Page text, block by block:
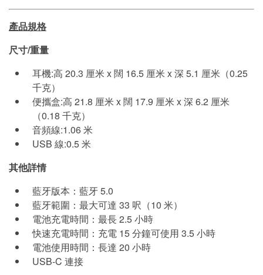
產品規格
尺寸/重量
耳機:高 20.3 厘米 x 闊 16.5 厘米 x 深 5.1 厘米（0.25
千克）
便攜盒:高 21.8 厘米 x 闊 17.9 厘米 x 深 6.2 厘米
（0.18 千克）
音頻線:1.06 米
USB 線:0.5 米
其他詳情
藍牙版本：藍牙 5.0
藍牙範圍：最大可達 33 呎（10 米）
電池充電時間：最長 2.5 小時
快速充電時間：充電 15 分鐘可使用 3.5 小時
電池使用時間：長達 20 小時
USB-C 連接